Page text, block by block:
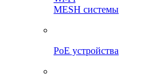
MESH системы
PoE устройства